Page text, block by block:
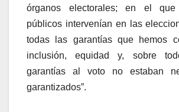
órganos electorales; en el
públicos intervenían en las
todas las garantías que hemos
inclusión, equidad y, sobre
garantías al voto no estaban
garantizados”.